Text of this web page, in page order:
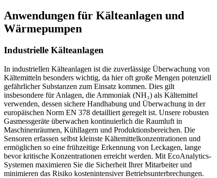
Anwendungen für Kälteanlagen und
Wärmepumpen
Industrielle Kälteanlagen
In industriellen Kälteanlagen ist die zuverlässige Überwachung von
Kältemitteln besonders wichtig, da hier oft große Mengen potenziell
gefährlicher Substanzen zum Einsatz kommen. Dies gilt
insbesondere für Anlagen, die Ammoniak (NH₃) als Kältemittel
verwenden, dessen sichere Handhabung und Überwachung in der
europäischen Norm EN 378 detailliert geregelt ist. Unsere robusten
Gasmessgeräte überwachen kontinuierlich die Raumluft in
Maschinenräumen, Kühllagern und Produktionsbereichen. Die
Sensoren erfassen selbst kleinste Kältemittelkonzentrationen und
ermöglichen so eine frühzeitige Erkennung von Leckagen, lange
bevor kritische Konzentrationen erreicht werden. Mit EcoAnalytics-
Systemen maximieren Sie die Sicherheit Ihrer Mitarbeiter und
minimieren das Risiko kostenintensiver Betriebsunterbrechungen.